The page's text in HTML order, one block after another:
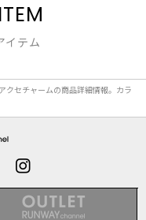
イテム
セチャームの商品詳細情報。カラ